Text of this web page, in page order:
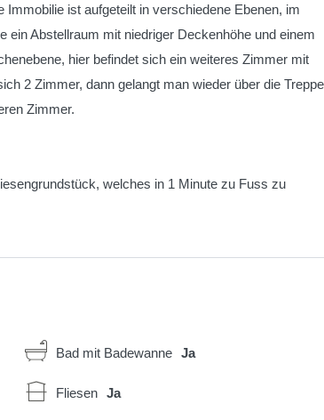
ist aufgeteilt in verschiedene Ebenen, im
Abstellraum mit niedriger Deckenhöhe und einem
hier befindet sich ein weiteres Zimmer mit
2 Zimmer, dann gelangt man wieder über die Treppe
Zimmer.
welches in 1 Minute zu Fuss zu
Bad mit Badewanne Ja
Fliesen Ja